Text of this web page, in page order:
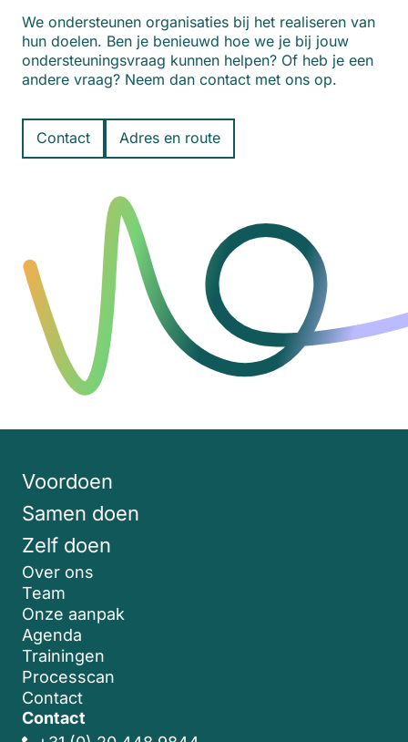
We ondersteunen organisaties bij het realiseren van
hun doelen. Ben je benieuwd hoe we je bij jouw
ondersteuningsvraag kunnen helpen? Of heb je een
andere vraag? Neem dan contact met ons op.
Contact Adres en route
Voordoen
Samen doen
Zelf doen
Over ons
Team
Onze aanpak
Agenda
Trainingen
Processcan
Contact
Contact